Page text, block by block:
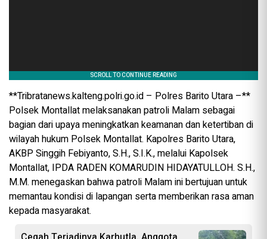
**Tribratanews.kalteng.polri.go.id – Polres Barito Utara –**
Polsek Montallat melaksanakan patroli Malam sebagai
bagian dari upaya meningkatkan keamanan dan ketertiban di
wilayah hukum Polsek Montallat. Kapolres Barito Utara,
AKBP Singgih Febiyanto, S.H., S.I.K., melalui Kapolsek
Montallat, IPDA RADEN KOMARUDIN HIDAYATULLOH. S.H.,
M.M. menegaskan bahwa patroli Malam ini bertujuan untuk
memantau kondisi di lapangan serta memberikan rasa aman
kepada masyarakat.